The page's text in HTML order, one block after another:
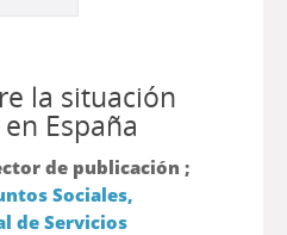
la situación
España
de publicación ;
Sociales,
de Servicios